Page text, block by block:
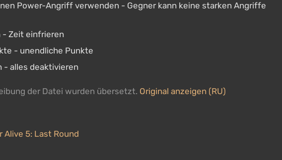
Power-Angriff verwenden - Gegner kann keine starken Angriffe
- Zeit einfrieren
- unendliche Punkte
- alles deaktivieren
der Datei wurden übersetzt. Original anzeigen (RU)
Alive 5: Last Round